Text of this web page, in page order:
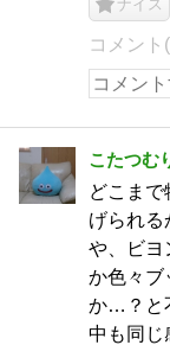
ナイス
コメント
こたつむ
どこま
げられる
や、ビヨ
か色々ブ
か…？と
中も同じ